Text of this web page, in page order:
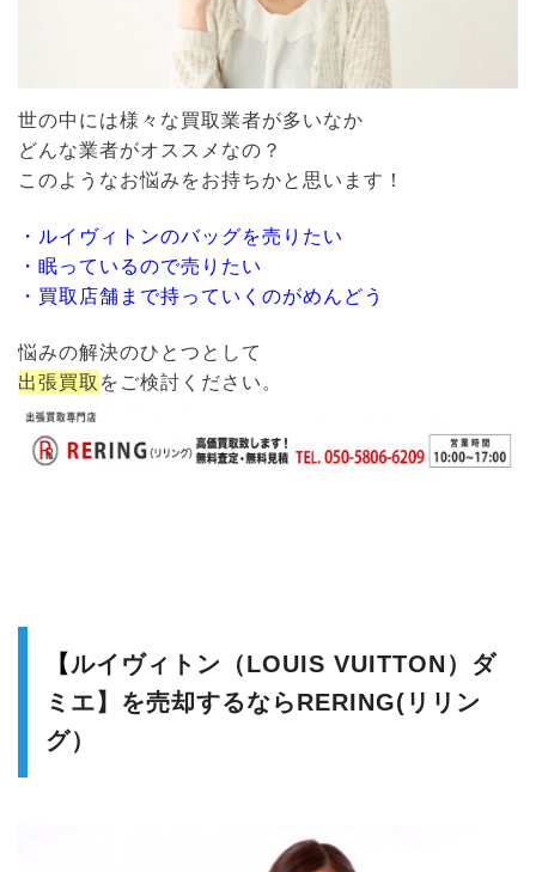
世の中には様々な買取業者が多いなか
どんな業者がオススメなの？
このようなお悩みをお持ちかと思います！
・ルイヴィトンのバッグを売りたい
・眠っているので売りたい
・買取店舗まで持っていくのがめんどう
悩みの解決のひとつとして
出張買取 をご検討ください。
【 ルイヴィトン（LOUIS VUITTON）ダ
ミエ】を売却するならRERING(リリン
グ）